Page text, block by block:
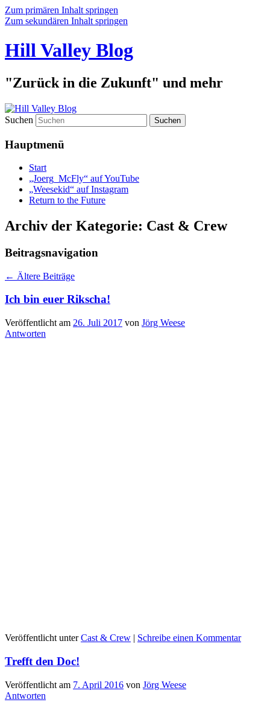
Zum primären Inhalt springen
Zum sekundären Inhalt springen
Hill Valley Blog
"Zurück in die Zukunft" und mehr
Suchen
Hauptmenü
Start
„Joerg_McFly“ auf YouTube
„Weesekid“ auf Instagram
Return to the Future
Archiv der Kategorie: Cast & Crew
Beitragsnavigation
← Ältere Beiträge
Ich bin euer Rikscha!
Veröffentlicht am 26. Juli 2017 von Jörg Weese
Antworten
Veröffentlicht unter Cast & Crew | Schreibe einen Kommentar
Trefft den Doc!
Veröffentlicht am 7. April 2016 von Jörg Weese
Antworten